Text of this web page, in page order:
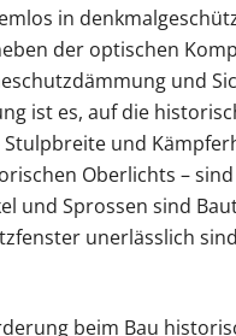
in
der optischen
und
ist es, auf die
und
Oberlichts –
und Sprossen sind
unerlässlich
beim Bau